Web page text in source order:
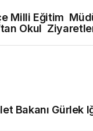
Milli Eğitim
Okul
Bakanı Gürlek